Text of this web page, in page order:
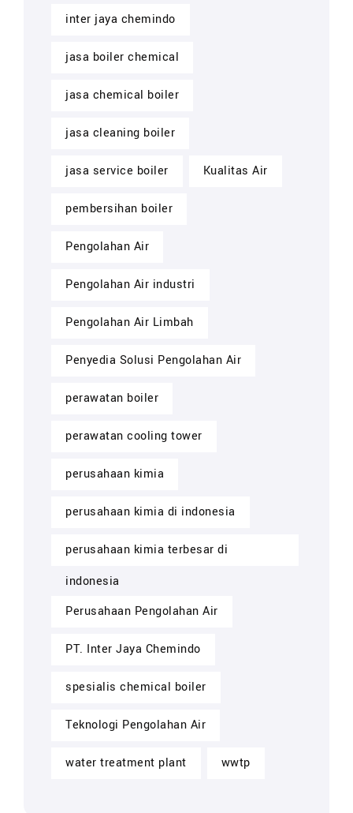
inter jaya chemindo
jasa boiler chemical
jasa chemical boiler
jasa cleaning boiler
jasa service boiler Kualitas Air
pembersihan boiler
Pengolahan Air
Pengolahan Air industri
Pengolahan Air Limbah
Penyedia Solusi Pengolahan Air
perawatan boiler
perawatan cooling tower
perusahaan kimia
perusahaan kimia di indonesia
perusahaan kimia terbesar di
indonesia
Perusahaan Pengolahan Air
PT. Inter Jaya Chemindo
spesialis chemical boiler
Teknologi Pengolahan Air
water treatment plant wwtp